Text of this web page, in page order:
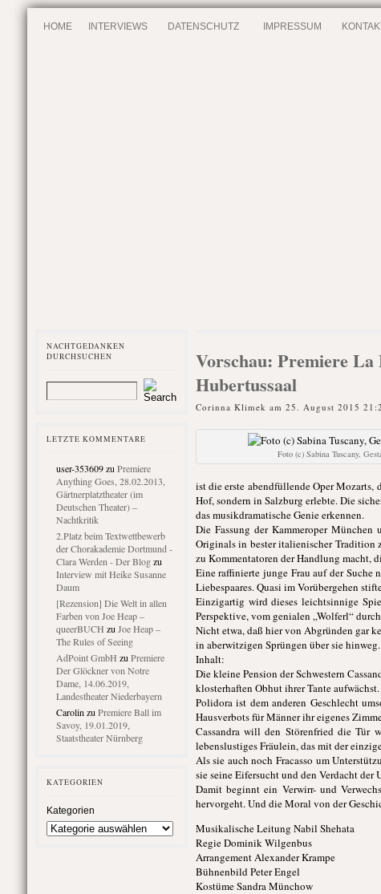
HOME INTERVIEWS DATENSCHUTZ IMPRESSUM
NACHTGEDANKEN
DURCHSUCHEN
LETZTE KOMMENTARE
user-353609zu Premiere
Anything Goes, 28.02.2013,
Gärtnerplatztheater (im
Deutschen Theater) –
Nachtkritik
2.Platz beim Textwettbewerb
der Chorakademie Dortmund -
Clara Werden - Der Blogzu
Interview mit Heike Susanne
Daum
[Rezension] Die Welt in allen
Farben von Joe Heap –
queerBUCH zu Joe Heap –
The Rules of Seeing
AdPoint GmbH zu Premiere
Der Glöckner von Notre
Dame, 14.06.2019,
Landestheater Niederbayern
Carolin zu Premiere Ball im
Savoy, 19.01.2019,
Staatstheater Nürnberg
KATEGORIEN
Kategorien
Vorschau: Premiere La
Hubertussaal
Corinna Klimek am 25. August 2015
Foto (c) Sabina Tuscany,
ist die erste abendfüllende Oper
Hof, sondern in Salzburg erlebte. Die
das musikdramatische Genie erkennen.
Die Fassung der Kammeroper
Originals in bester italienischer Tradition
zu Kommentatoren der Handlung macht,
Eine raffinierte junge Frau auf der Suche
Liebespaares. Quasi im Vorübergehen
Einzigartig wird dieses leichtsinnige
Perspektive, vom genialen „Wolferl“
Nicht etwa, daß hier von Abgründen gar
in aberwitzigen Sprüngen über sie hinweg.
Inhalt:
Die kleine Pension der Schwestern
klosterhaften Obhut ihrer Tante
Polidora ist dem anderen Geschlecht
Hausverbots für Männer ihr eigenes
Cassandra will den Störenfried die Tür
lebenslustiges Fräulein, das mit der
Als sie auch noch Fracasso um
sie seine Eifersucht und den Verdacht der
Damit beginnt ein Verwirr- und
hervorgeht. Und die Moral von der
Musikalische Leitung Nabil Shehata
Regie Dominik Wilgenbus
Arrangement Alexander Krampe
Bühnenbild Peter Engel
Kostüme Sandra Münchow